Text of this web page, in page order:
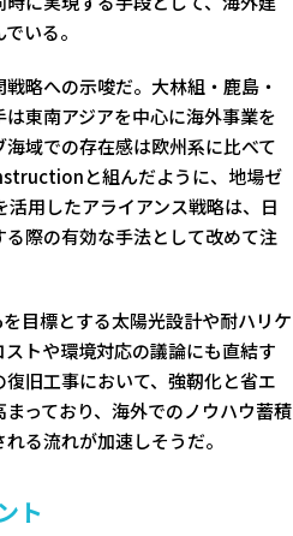
いる。
略への示唆だ。大林組・鹿島・
東南アジアを中心に海外事業を
域での存在感は欧州系に比べて
と組んだように、地場ゼ
用したアライアンス戦略は、日
際の有効な手法として改めて注
目標とする太陽光設計や耐ハリケ
トや環境対応の議論にも直結す
旧工事において、強靭化と省エ
っており、海外でのノウハウ蓄積
る流れが加速しそうだ。
ト